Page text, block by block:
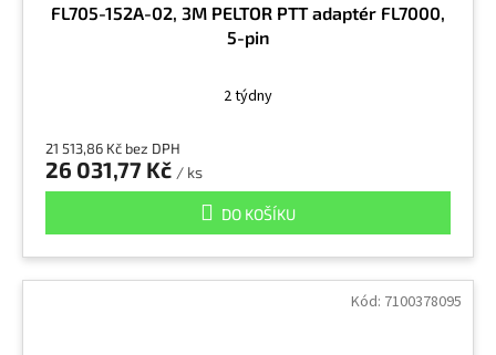
FL705-152A-02, 3M PELTOR PTT adaptér FL7000,
5-pin
2 týdny
21 513,86 Kč bez DPH
26 031,77 Kč / ks
DO KOŠÍKU
Kód: 7100378095